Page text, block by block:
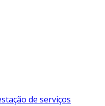
de serviços